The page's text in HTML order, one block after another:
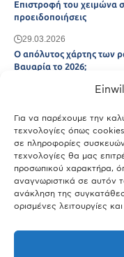
Για να παρέχουμε την
τεχνολογίες όπως
σε πληροφορίες
τεχνολογίες θα μας
προσωπικού χαρακτήρα,
αναγνωριστικά σε αυτόν
ανάκληση της
ορισμένες λειτουργίες
Επιστροφή του χειμώνα
προειδοποιήσεις
29.03.2026
Ο απόλυτος χάρτης των
Βαυαρία το 2026;
Μόναχο;
25.03.2026
Θύελλα χτυπά το Μόναχο:
και τις καταιγίδες
25.03.2026